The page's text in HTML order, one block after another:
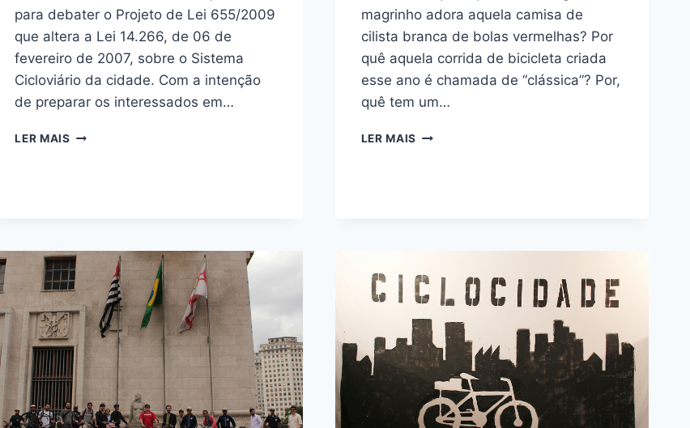
para debater o Projeto de Lei 655/2009
que altera a Lei 14.266, de 06 de
fevereiro de 2007, sobre o Sistema
Cicloviário da cidade. Com a intenção
de preparar os interessados em…
LER MAIS CONTRIBUIÇÕES
DO
SISTEMA
CICLOVIÁRIO
magrinho adora aquela camisa de
cilista branca de bolas vermelhas? Por
quê aquela corrida de bicicleta criada
esse ano é chamada de “clássica”? Por,
quê tem um…
LER MAIS OFICINA
OUTRAS
PROVAS